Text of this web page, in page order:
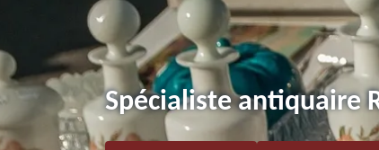
Spécialiste antiquaire